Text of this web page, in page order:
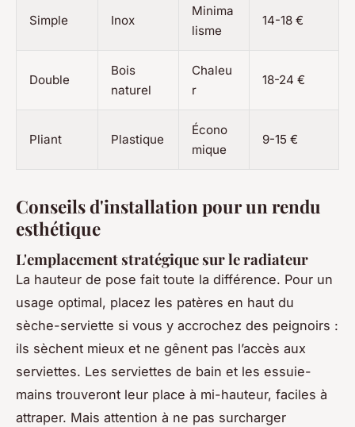
Simple Inox
Minima
lisme
14-18 €
Double
Bois
naturel
Chaleu
r
18-24 €
Pliant Plastique
Écono
mique
9-15 €
Conseils d'installation pour un rendu
esthétique
L'emplacement stratégique sur le radiateur
La hauteur de pose fait toute la différence. Pour un
usage optimal, placez les patères en haut du
sèche-serviette si vous y accrochez des peignoirs :
ils sèchent mieux et ne gênent pas l’accès aux
serviettes. Les serviettes de bain et les essuie-
mains trouveront leur place à mi-hauteur, faciles à
attraper. Mais attention à ne pas surcharger